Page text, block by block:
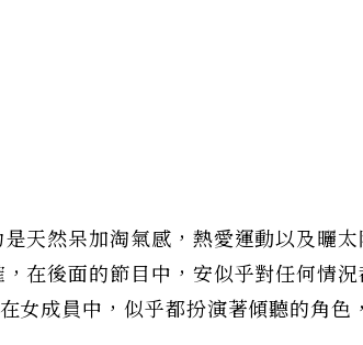
天然呆加淘氣感，熱愛運動以及曬
在後面的節目中，安似乎對任何情
女成員中，似乎都扮演著傾聽的角色